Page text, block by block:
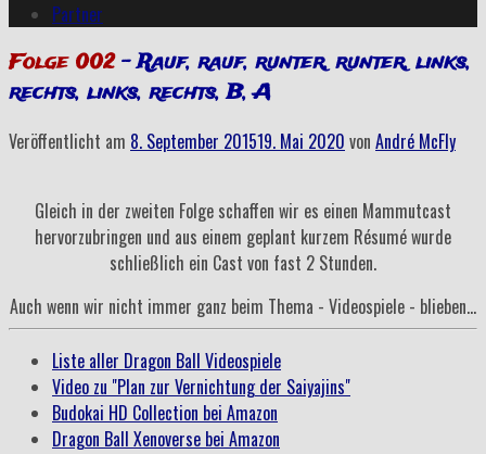
Partner
Folge 002– Rauf, rauf, runter, runter, links,
rechts, links, rechts, B, A
Veröffentlicht am 8. September 201519. Mai 2020 von André McFly
Gleich in der zweiten Folge schaffen wir es einen Mammutcast
hervorzubringen und aus einem geplant kurzem Résumé wurde
schließlich ein Cast von fast 2 Stunden.
Auch wenn wir nicht immer ganz beim Thema - Videospiele - blieben...
Liste aller Dragon Ball Videospiele
Video zu "Plan zur Vernichtung der Saiyajins"
Budokai HD Collection bei Amazon
Dragon Ball Xenoverse bei Amazon